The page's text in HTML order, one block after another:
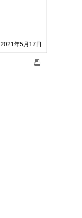
2021年5月17日